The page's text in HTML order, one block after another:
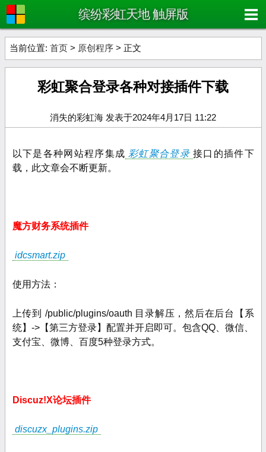
缤纷彩虹天地 触屏版
当前位置: 首页 > 原创程序 > 正文
彩虹聚合登录各种对接插件下载
消失的彩虹海 发表于2024年4月17日 11:22
以下是各种网站程序集成 彩虹聚合登录 接口的插件下
载，此文章会不断更新。
魔方财务系统插件
idcsmart.zip
使用方法：
上传到 /public/plugins/oauth 目录解压 ，然后在后台【系
统】->【第三方登录】配置并开启即可。包含QQ、微信、
支付宝、微博、百度5种登录方式。
Discuz!X论坛插件
discuzx_plugins.zip